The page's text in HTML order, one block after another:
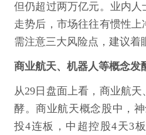
但仍超过两万亿元。业内人
走势后，市场往往有惯性
需注意三大风险点，建议着
商业航天、机器人等概念发
从29日盘面上看，商业航
酵。商业航天概念股中，
投4连板，中超控股4天3